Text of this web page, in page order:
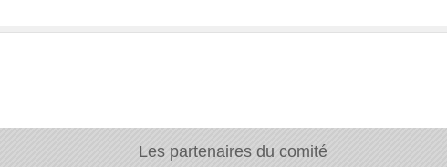
Les partenaires du comité